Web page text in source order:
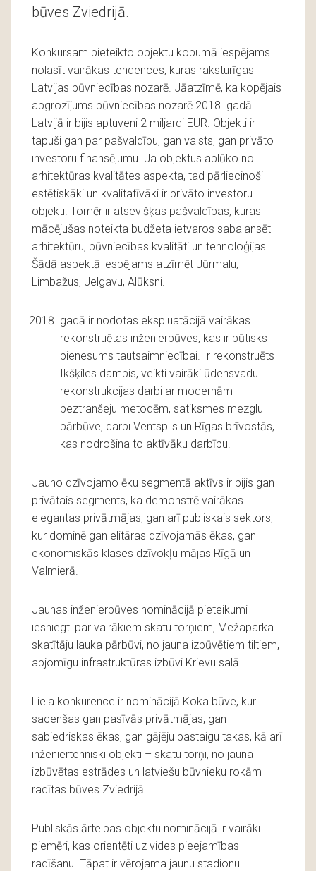
būves Zviedrijā.
Konkursam pieteikto objektu kopumā iespējams
nolasīt vairākas tendences, kuras raksturīgas
Latvijas būvniecības nozarē. Jāatzīmē, ka kopējais
apgrozījums būvniecības nozarē 2018. gadā
Latvijā ir bijis aptuveni 2 miljardi EUR. Objekti ir
tapuši gan par pašvaldību, gan valsts, gan privāto
investoru finansējumu. Ja objektus aplūko no
arhitektūras kvalitātes aspekta, tad pārliecinoši
estētiskāki un kvalitatīvāki ir privāto investoru
objekti. Tomēr ir atsevišķas pašvaldības, kuras
mācējušas noteikta budžeta ietvaros sabalansēt
arhitektūru, būvniecības kvalitāti un tehnoloģijas.
Šādā aspektā iespējams atzīmēt Jūrmalu,
Limbažus, Jelgavu, Alūksni.
gadā ir nodotas ekspluatācijā vairākas
rekonstruētas inženierbūves, kas ir būtisks
pienesums tautsaimniecībai. Ir rekonstruēts
Ikšķiles dambis, veikti vairāki ūdensvadu
rekonstrukcijas darbi ar modernām
beztranšeju metodēm, satiksmes mezglu
pārbūve, darbi Ventspils un Rīgas brīvostās,
kas nodrošina to aktīvāku darbību.
Jauno dzīvojamo ēku segmentā aktīvs ir bijis gan
privātais segments, ka demonstrē vairākas
elegantas privātmājas, gan arī publiskais sektors,
kur dominē gan elitāras dzīvojamās ēkas, gan
ekonomiskās klases dzīvokļu mājas Rīgā un
Valmierā.
Jaunas inženierbūves nominācijā pieteikumi
iesniegti par vairākiem skatu torņiem, Mežaparka
skatītāju lauka pārbūvi, no jauna izbūvētiem tiltiem,
apjomīgu infrastruktūras izbūvi Krievu salā.
Liela konkurence ir nominācijā Koka būve, kur
sacenšas gan pasīvās privātmājas, gan
sabiedriskas ēkas, gan gājēju pastaigu takas, kā arī
inženiertehniski objekti – skatu torņi, no jauna
izbūvētas estrādes un latviešu būvnieku rokām
radītas būves Zviedrijā.
Publiskās ārtelpas objektu nominācijā ir vairāki
piemēri, kas orientēti uz vides pieejamības
radīšanu. Tāpat ir vērojama jaunu stadionu